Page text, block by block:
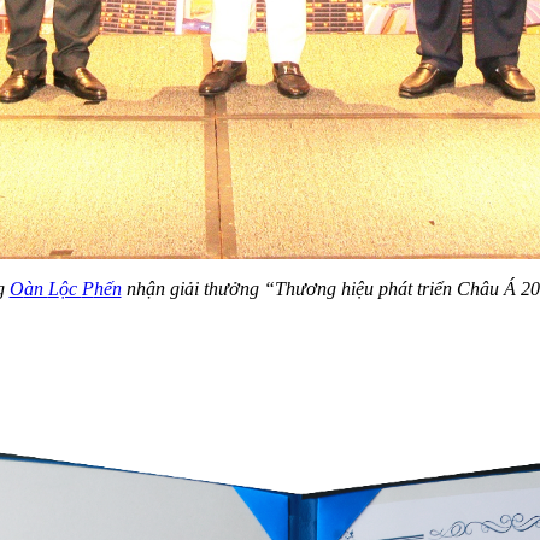
Oàn Lộc Phếnnhận giải thưởng “Thương hiệu phát triển Châu Á